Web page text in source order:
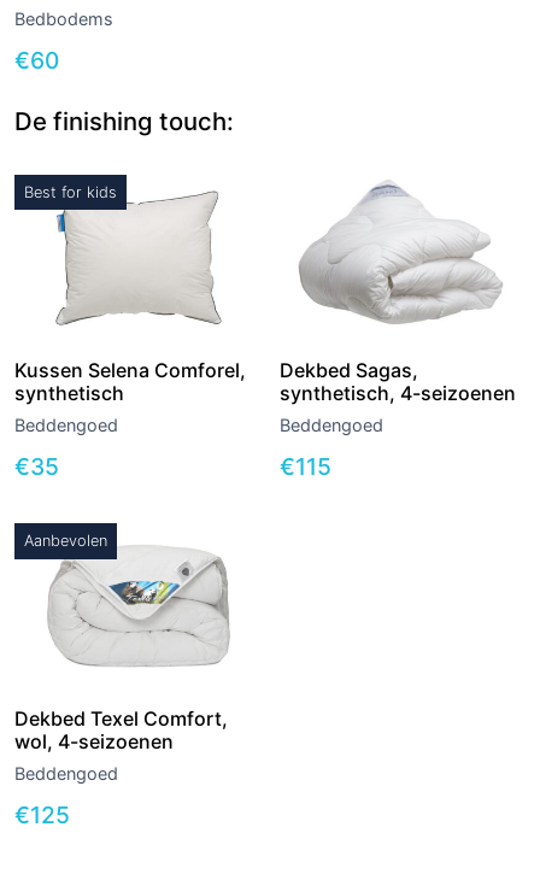
Bedbodems
€60
De finishing touch:
Best for kids
Kussen Selena Comforel,
synthetisch
Beddengoed
€35
Dekbed Sagas,
synthetisch, 4-seizoenen
Beddengoed
€115
Aanbevolen
Dekbed Texel Comfort,
wol, 4-seizoenen
Beddengoed
€125